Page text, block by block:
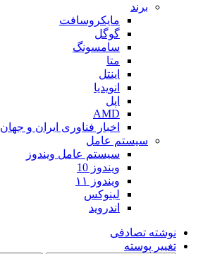
برند
مایکروسافت
گوگل
سامسونگ
متا
اینتل
انویدیا
اپل
AMD
اخبار فناوری ایران و جهان
سیستم عامل
سیستم عامل ویندوز
ویندوز 10
ویندوز ۱۱
لینوکس
اندروید
نوشته تصادفی
تغییر پوسته